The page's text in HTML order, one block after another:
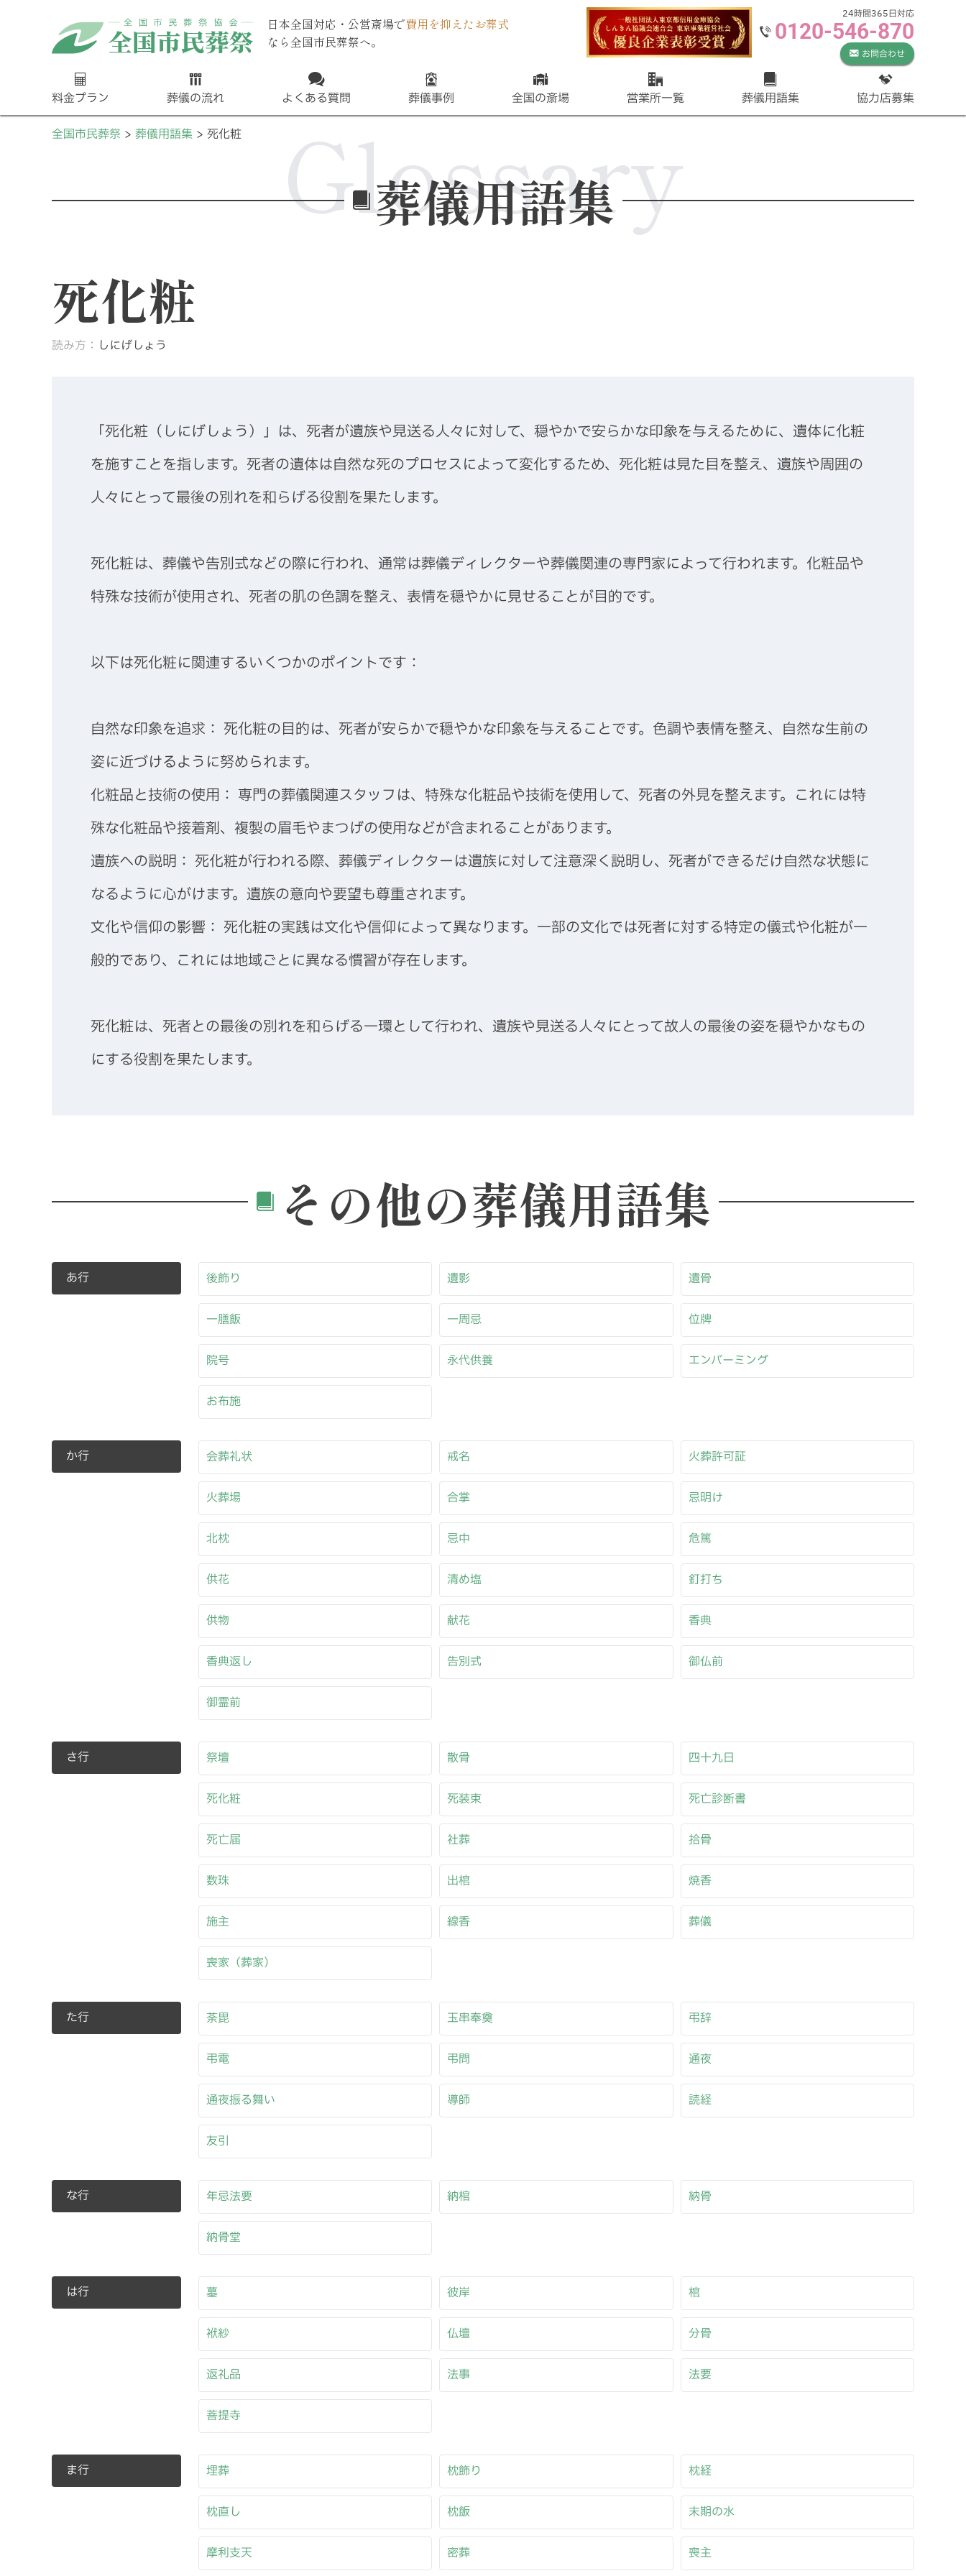
日本全国対応・公営斎場で費用を抑えたお葬式
なら全国市民葬祭へ。
24時間365日対応
0120-546-870
お問合わせ
料金プラン 葬儀の流れ よくある質問 葬儀事例 全国の斎場 営業所一覧 葬儀用語集 協力店募集
全国市民葬祭 葬儀用語集 死化粧
葬儀用語集
Glossary
死化粧
読み方： しにげしょう
「死化粧（しにげしょう）」は、死者が遺族や見送る人々に対して、穏やかで安らかな印象を与えるために、遺体に化粧
を施すことを指します。死者の遺体は自然な死のプロセスによって変化するため、死化粧は見た目を整え、遺族や周囲の
人々にとって最後の別れを和らげる役割を果たします。
死化粧は、葬儀や告別式などの際に行われ、通常は葬儀ディレクターや葬儀関連の専門家によって行われます。化粧品や
特殊な技術が使用され、死者の肌の色調を整え、表情を穏やかに見せることが目的です。
以下は死化粧に関連するいくつかのポイントです：
自然な印象を追求： 死化粧の目的は、死者が安らかで穏やかな印象を与えることです。色調や表情を整え、自然な生前の
姿に近づけるように努められます。
化粧品と技術の使用： 専門の葬儀関連スタッフは、特殊な化粧品や技術を使用して、死者の外見を整えます。これには特
殊な化粧品や接着剤、複製の眉毛やまつげの使用などが含まれることがあります。
遺族への説明： 死化粧が行われる際、葬儀ディレクターは遺族に対して注意深く説明し、死者ができるだけ自然な状態に
なるように心がけます。遺族の意向や要望も尊重されます。
文化や信仰の影響： 死化粧の実践は文化や信仰によって異なります。一部の文化では死者に対する特定の儀式や化粧が一
般的であり、これには地域ごとに異なる慣習が存在します。
死化粧は、死者との最後の別れを和らげる一環として行われ、遺族や見送る人々にとって故人の最後の姿を穏やかなもの
にする役割を果たします。
その他の葬儀用語集
あ行 後飾り 遺影 遺骨
一膳飯 一周忌 位牌
院号 永代供養 エンバーミング
お布施
か行 会葬礼状 戒名 火葬許可証
火葬場 合掌 忌明け
北枕 忌中 危篤
供花 清め塩 釘打ち
供物 献花 香典
香典返し 告別式 御仏前
御霊前
さ行 祭壇 散骨 四十九日
死化粧 死装束 死亡診断書
死亡届 社葬 拾骨
数珠 出棺 焼香
施主 線香 葬儀
喪家（葬家）
た行 荼毘 玉串奉奠 弔辞
弔電 弔問 通夜
通夜振る舞い 導師 読経
友引
な行 年忌法要 納棺 納骨
納骨堂
は行 墓 彼岸 棺
袱紗 仏壇 分骨
返礼品 法事 法要
菩提寺
ま行 埋葬 枕飾り 枕経
枕直し 枕飯 末期の水
摩利支天 密葬 喪主